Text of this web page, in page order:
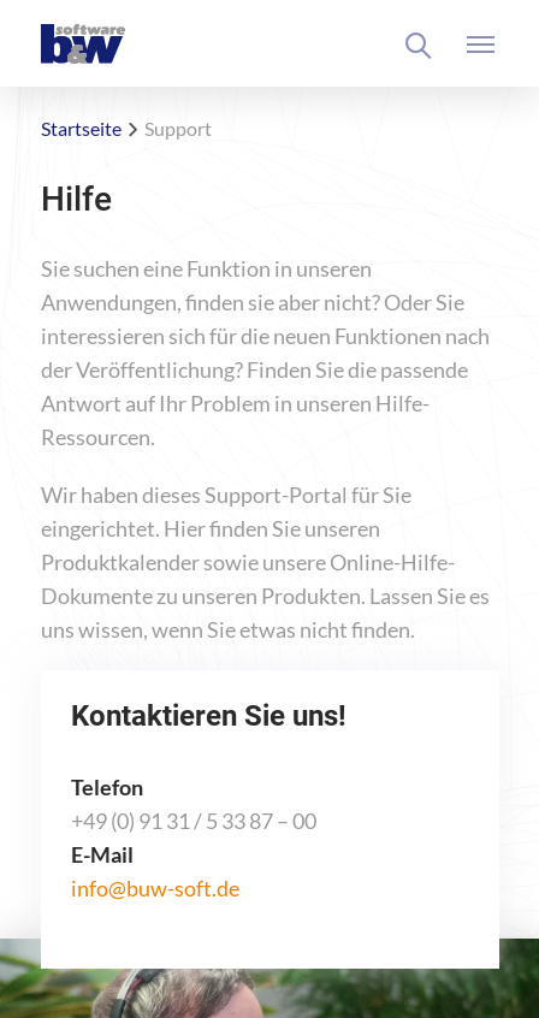
Startseite Support
Hilfe
Sie suchen eine Funktion in unseren
Anwendungen, finden sie aber nicht? Oder Sie
interessieren sich für die neuen Funktionen nach
der Veröffentlichung? Finden Sie die passende
Antwort auf Ihr Problem in unseren Hilfe-
Ressourcen.
Wir haben dieses Support-Portal für Sie
eingerichtet. Hier finden Sie unseren
Produktkalender sowie unsere Online-Hilfe-
Dokumente zu unseren Produkten. Lassen Sie es
uns wissen, wenn Sie etwas nicht finden.
Kontaktieren Sie uns!
Telefon
+49 (0) 91 31 / 5 33 87 – 00
E-Mail
info@buw-soft.de